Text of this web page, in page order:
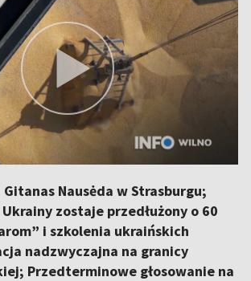
Nausėda w Strasburgu;
zostaje przedłużony o 60
i szkolenia ukraińskich
nadzwyczajna na granicy
Przedterminowe głosowanie na